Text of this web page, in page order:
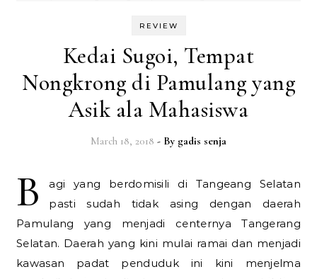
REVIEW
Kedai Sugoi, Tempat
Nongkrong di Pamulang yang
Asik ala Mahasiswa
March 18, 2018 - By gadis senja
B
agi yang berdomisili di Tangeang Selatan
pasti sudah tidak asing dengan daerah
Pamulang yang menjadi centernya Tangerang
Selatan. Daerah yang kini mulai ramai dan menjadi
kawasan padat penduduk ini kini menjelma